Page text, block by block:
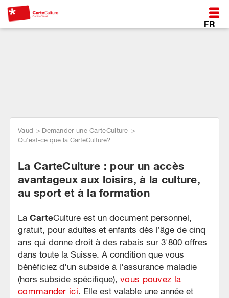
FR
Vaud
Demander une CarteCulture
Qu'est-ce que la CarteCulture?
La CarteCulture : pour un accès
avantageux aux loisirs, à la culture,
au sport et à la formation
La CarteCulture est un document personnel,
gratuit, pour adultes et enfants dès l’âge de cinq
ans qui donne droit à des rabais sur 3'800 offres
dans toute la Suisse. A condition que vous
bénéficiez d'un subside à l'assurance maladie
(hors subside spécifique), vous pouvez la
commander ici. Elle est valable une année et